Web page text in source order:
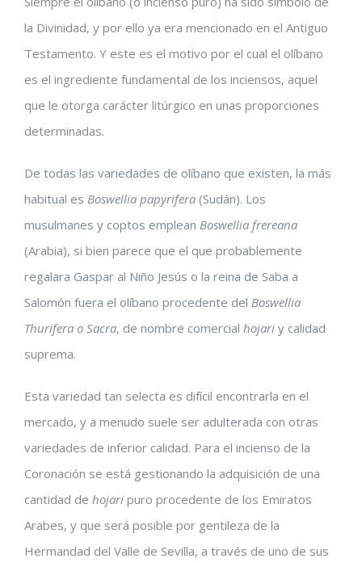
la Divinidad, y por ello ya era mencionado en el Antiguo
Testamento. Y este es el motivo por el cual el olíbano
es el ingrediente fundamental de los inciensos, aquel
que le otorga carácter litúrgico en unas proporciones
determinadas.
De todas las variedades de olíbano que existen, la más
habitual es Boswellia papyrifera (Sudán). Los
musulmanes y coptos emplean Boswellia frereana
(Arabia), si bien parece que el que probablemente
regalara Gaspar al Niño Jesús o la reina de Saba a
Salomón fuera el olíbano procedente del Boswellia
Thurifera o Sacra, de nombre comercial hojari y calidad
suprema.
Esta variedad tan selecta es difícil encontrarla en el
mercado, y a menudo suele ser adulterada con otras
variedades de inferior calidad. Para el incienso de la
Coronación se está gestionando la adquisición de una
cantidad de hojari puro procedente de los Emiratos
Arabes, y que será posible por gentileza de la
Hermandad del Valle de Sevilla, a través de uno de sus